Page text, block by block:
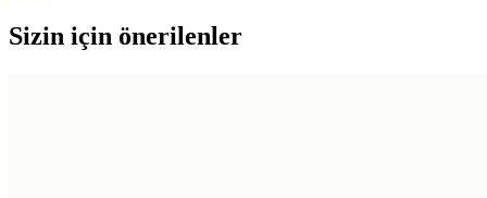
Sizin için önerilenler